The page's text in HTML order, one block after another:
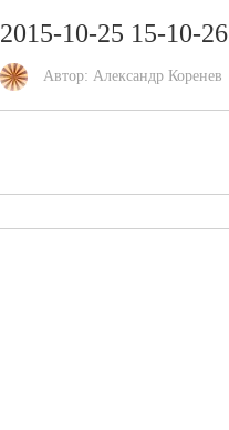
2015-10-25 15-10-26
Автор: Александр Коренев